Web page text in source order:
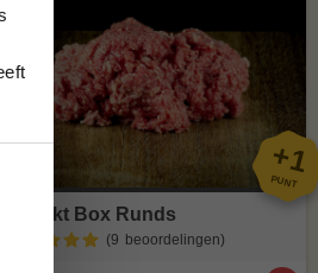
+1
PUNT
Gehakt Box Runds
(9 beoordelingen)